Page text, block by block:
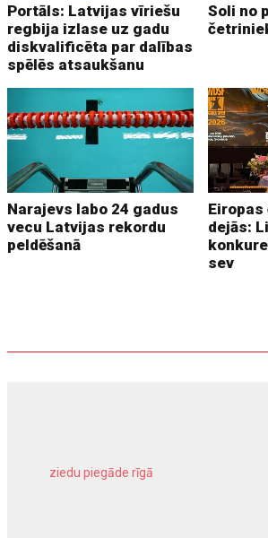
Portāls: Latvijas vīriešu
regbija izlase uz gadu
diskvalificēta par dalības
spēlēs atsaukšanu
Soli no
Narajevs labo 24 gadus
vecu Latvijas rekordu
peldēšanā
dejās:
sev
ziedu piegāde rīgā